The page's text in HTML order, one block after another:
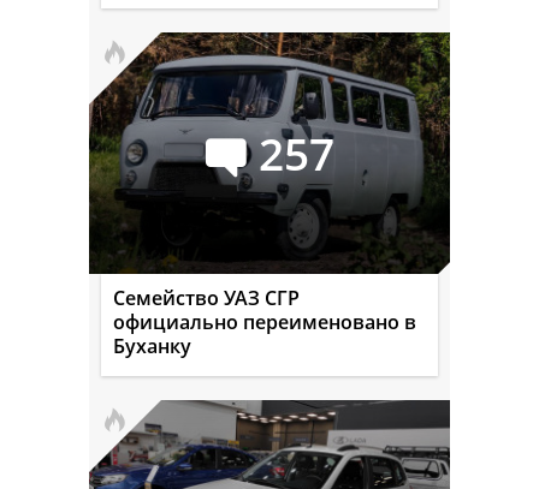
257
Семейство УАЗ СГР
официально переименовано в
Буханку